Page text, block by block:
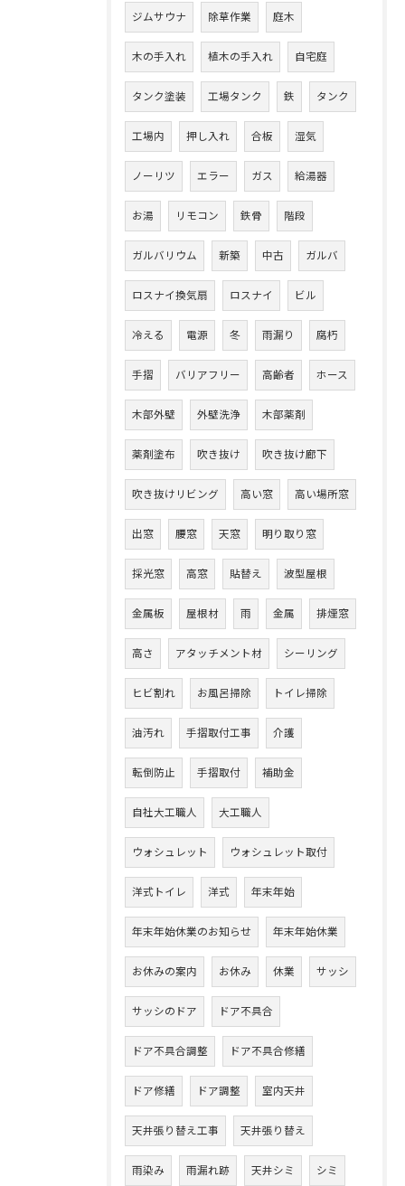
ジムサウナ 除草作業 庭木
木の手入れ 植木の手入れ 自宅庭
タンク塗装 工場タンク 鉄 タンク
工場内 押し入れ 合板 湿気
ノーリツ エラー ガス 給湯器
お湯 リモコン 鉄骨 階段
ガルバリウム 新築 中古 ガルバ
ロスナイ換気扇 ロスナイ ビル
冷える 電源 冬 雨漏り 腐朽
手摺 バリアフリー 高齢者 ホース
木部外壁 外壁洗浄 木部薬剤
薬剤塗布 吹き抜け 吹き抜け廊下
吹き抜けリビング 高い窓 高い場所窓
出窓 腰窓 天窓 明り取り窓
採光窓 高窓 貼替え 波型屋根
金属板 屋根材 雨 金属 排煙窓
高さ アタッチメント材 シーリング
ヒビ割れ お風呂掃除 トイレ掃除
油汚れ 手摺取付工事 介護
転倒防止 手摺取付 補助金
自社大工職人 大工職人
ウォシュレット ウォシュレット取付
洋式トイレ 洋式 年末年始
年末年始休業のお知らせ 年末年始休業
お休みの案内 お休み 休業 サッシ
サッシのドア ドア不具合
ドア不具合調整 ドア不具合修繕
ドア修繕 ドア調整 室内天井
天井張り替え工事 天井張り替え
雨染み 雨漏れ跡 天井シミ シミ